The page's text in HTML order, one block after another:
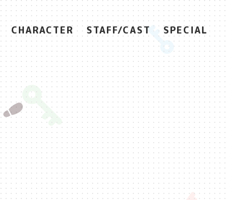
CHARACTER STAFF/CAST SPECIAL